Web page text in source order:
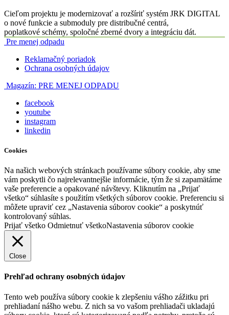
Cieľom projektu je modernizovať a rozšíriť systém JRK DIGITAL
o nové funkcie a submoduly pre distribučné centrá,
poplatkové schémy, spoločné zberné dvory a integráciu dát.
Pre menej odpadu
Reklamačný poriadok
Ochrana osobných údajov
Magazín: PRE MENEJ ODPADU
facebook
youtube
instagram
linkedin
Cookies
Na našich webových stránkach používame súbory cookie, aby sme
vám poskytli čo najrelevantnejšie informácie, tým že si zapamätáme
vaše preferencie a opakované návštevy. Kliknutím na „Prijať
všetko“ súhlasíte s použitím všetkých súborov cookie. Preferenciu si
môžete upraviť cez „Nastavenia súborov cookie“ a poskytnúť
kontrolovaný súhlas.
Prijať všetko Odmietnuť všetkoNastavenia súborov cookie
Close
Prehľad ochrany osobných údajov
Tento web používa súbory cookie k zlepšeniu vášho zážitku pri
prehliadaní nášho webu. Z nich sa vo vašom prehliadači ukladajú